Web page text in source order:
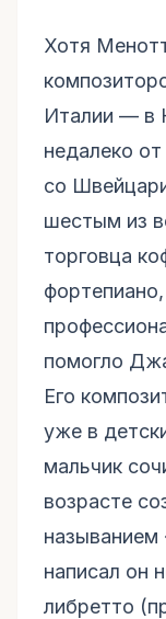
Хотя
Италии — в
недалеко
со
шестым из
торговца
помогло
Его
уже в
мальчик
возрасте
написал он
либретто